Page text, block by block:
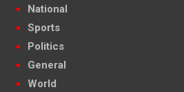
National
Sports
Politics
General
World